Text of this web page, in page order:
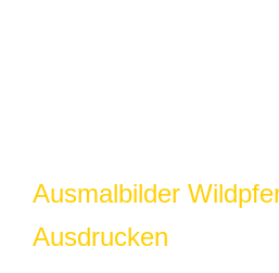
Ausmalbilder
Ausdrucken